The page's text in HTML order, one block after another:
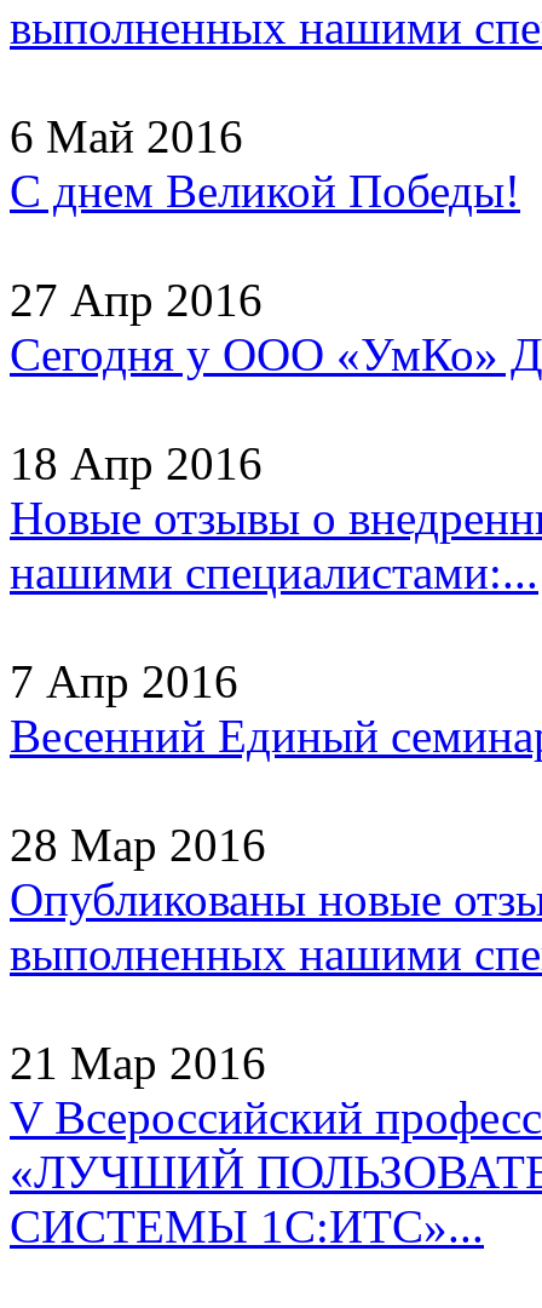
выполненных нашими
6 Май 2016
С днем Великой Победы!
27 Апр 2016
Сегодня у ООО «УмКо»
18 Апр 2016
Новые отзывы о
нашими специалистами:...
7 Апр 2016
Весенний Единый
28 Мар 2016
Опубликованы новые
выполненных нашими
21 Мар 2016
V Всероссийский
«ЛУЧШИЙ
СИСТЕМЫ 1С:ИТС»...